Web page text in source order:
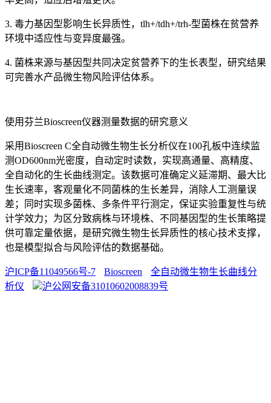
3. 毒力基因型影响生长异质性，tlh+/tdh+/trh-型菌株在贫营养
环境中适应性与变异度最强。
4. 菌株来源与基因型共同决定贫营养下的生长表型，研究结果
可完善水产品微生物风险评估体系。
使用芬兰Bioscreen仪器测量数据的研究意义
采用Bioscreen C全自动微生物生长分析仪在100孔板中连续监
测OD600nm光密度，自动定时读数，实现高通量、高精度、
全自动化的生长曲线测定。该数据可准确定义延滞期、最大比
生长速率，客观量化不同菌株的生长差异，消除人工测量误
差；同时实现多菌株、多条件平行测定，保证实验重复性与统
计学效力；为区分致病株与环境株、不同基因型的生长策略提
供可靠定量依据，是研究微生物生长异质性的核心技术支撑，
也是模型拟合与风险评估的数据基础。
沪ICP备11049566号-7 Bioscreen
全自动微生物生长曲线分
析仪
沪公网安备31010602008839号